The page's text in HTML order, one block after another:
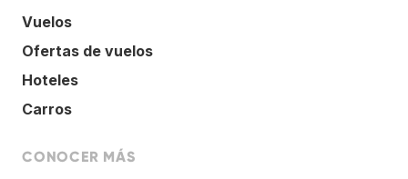
Vuelos
Ofertas de vuelos
Hoteles
Carros
CONOCER MÁS